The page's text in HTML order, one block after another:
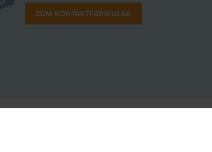
ZUM KONTAKTFORMULAR